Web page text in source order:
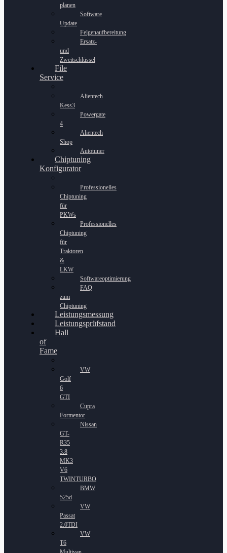
planen
Software
Update
Felgenaufbereitung
Ersatz-
und
Zweitschlüssel
File
Service
Alientech
Kess3
Powergate
4
Alientech
Shop
Autotuner
Chiptuning
Konfigurator
Professionelles
Chiptuning
für
PKWs
Professionelles
Chiptuning
für
Traktoren
&
LKW
Softwareoptimierung
FAQ
zum
Chiptuning
Leistungsmessung
Leistungsprüfstand
Hall
of
Fame
VW
Golf
6
GTI
Cupra
Formentor
Nissan
GT-
R35
3.8
MK3
V6
TWINTURBO
BMW
525d
VW
Passat
2.0TDI
VW
T6